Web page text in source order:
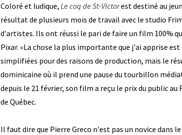
Coloré et ludique, Le coq de St-Victorest destiné au
résultat de plusieurs mois de travail avec le studio
d'artistes. Ils ont réussi le pari de faire un film 100%
Pixar. «La chose la plus importante que j'ai apprise
simplifiées pour des raisons de production, mais le
dominicaine où il prend une pause du tourbillon
depuis le 21 février, son film a reçu le prix du public
de Québec.
Il faut dire que Pierre Greco n'est pas un novice